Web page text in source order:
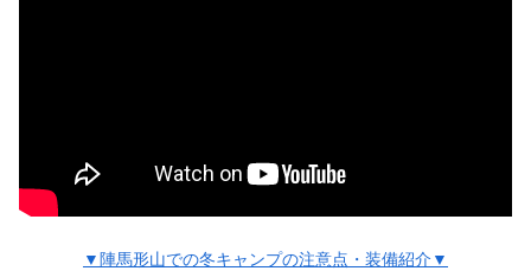
▼陣馬形山での冬キャンプの注意点・装備紹介▼